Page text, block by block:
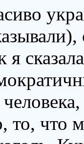
я
то, что